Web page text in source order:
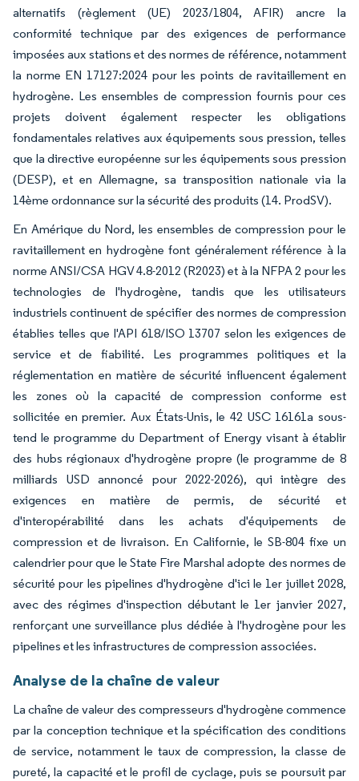
alternatifs (règlement (UE) 2023/1804, AFIR) ancre la
conformité technique par des exigences de performance
imposées aux stations et des normes de référence, notamment
la norme EN 17127:2024 pour les points de ravitaillement en
hydrogène. Les ensembles de compression fournis pour ces
projets doivent également respecter les obligations
fondamentales relatives aux équipements sous pression, telles
que la directive européenne sur les équipements sous pression
(DESP), et en Allemagne, sa transposition nationale via la
14ème ordonnance sur la sécurité des produits (14. ProdSV).
En Amérique du Nord, les ensembles de compression pour le
ravitaillement en hydrogène font généralement référence à la
norme ANSI/CSA HGV 4.8-2012 (R2023) et à la NFPA 2 pour les
technologies de l'hydrogène, tandis que les utilisateurs
industriels continuent de spécifier des normes de compression
établies telles que l'API 618/ISO 13707 selon les exigences de
service et de fiabilité. Les programmes politiques et la
réglementation en matière de sécurité influencent également
les zones où la capacité de compression conforme est
sollicitée en premier. Aux États-Unis, le 42 USC 16161a sous-
tend le programme du Department of Energy visant à établir
des hubs régionaux d'hydrogène propre (le programme de 8
milliards USD annoncé pour 2022-2026), qui intègre des
exigences en matière de permis, de sécurité et
d'interopérabilité dans les achats d'équipements de
compression et de livraison. En Californie, le SB-804 fixe un
calendrier pour que le State Fire Marshal adopte des normes de
sécurité pour les pipelines d'hydrogène d'ici le 1er juillet 2028,
avec des régimes d'inspection débutant le 1er janvier 2027,
renforçant une surveillance plus dédiée à l'hydrogène pour les
pipelines et les infrastructures de compression associées.
Analyse de la chaîne de valeur
La chaîne de valeur des compresseurs d'hydrogène commence
par la conception technique et la spécification des conditions
de service, notamment le taux de compression, la classe de
pureté, la capacité et le profil de cyclage, puis se poursuit par